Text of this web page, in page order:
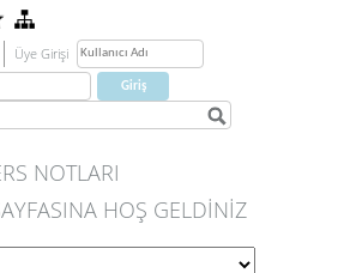
Üye Girişi
NOTLARI
HOŞ GELDİNİZ